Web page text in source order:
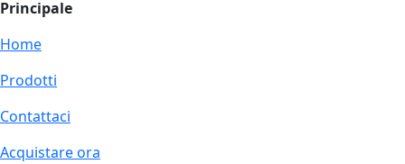
Principale
Home
Prodotti
Contattaci
Acquistare ora